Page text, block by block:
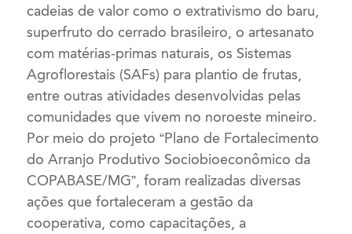
cadeias de valor como o extrativismo do baru,
superfruto do cerrado brasileiro, o artesanato
com matérias-primas naturais, os Sistemas
Agroflorestais (SAFs) para plantio de frutas,
entre outras atividades desenvolvidas pelas
comunidades que vivem no noroeste mineiro.
Por meio do projeto “Plano de Fortalecimento
do Arranjo Produtivo Sociobioeconômico da
COPABASE/MG”, foram realizadas diversas
ações que fortaleceram a gestão da
cooperativa, como capacitações, a